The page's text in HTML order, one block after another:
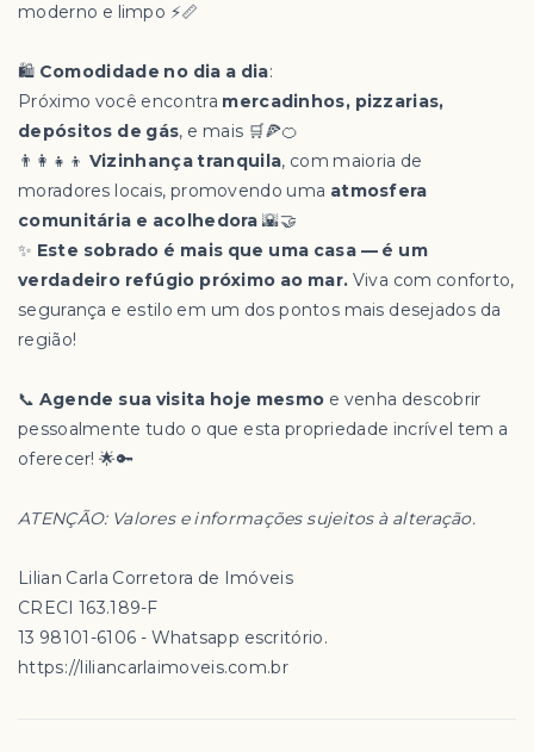
moderno e limpo ⚡📏
🛍️ Comodidade no dia a dia:
Próximo você encontra mercadinhos, pizzarias,
depósitos de gás, e mais 🛒🍕🍊
👨‍👩‍👧‍👦 Vizinhança tranquila, com maioria de
moradores locais, promovendo uma atmosfera
comunitária e acolhedora 🌇🤝
✨ Este sobrado é mais que uma casa — é um
verdadeiro refúgio próximo ao mar. Viva com conforto,
segurança e estilo em um dos pontos mais desejados da
região!
📞 Agende sua visita hoje mesmo e venha descobrir
pessoalmente tudo o que esta propriedade incrível tem a
oferecer! 🌟🔑
ATENÇÃO: Valores e informações sujeitos à alteração.
Lilian Carla Corretora de Imóveis
CRECI 163.189-F
13 98101-6106 - Whatsapp escritório.
https://liliancarlaimoveis.com.br